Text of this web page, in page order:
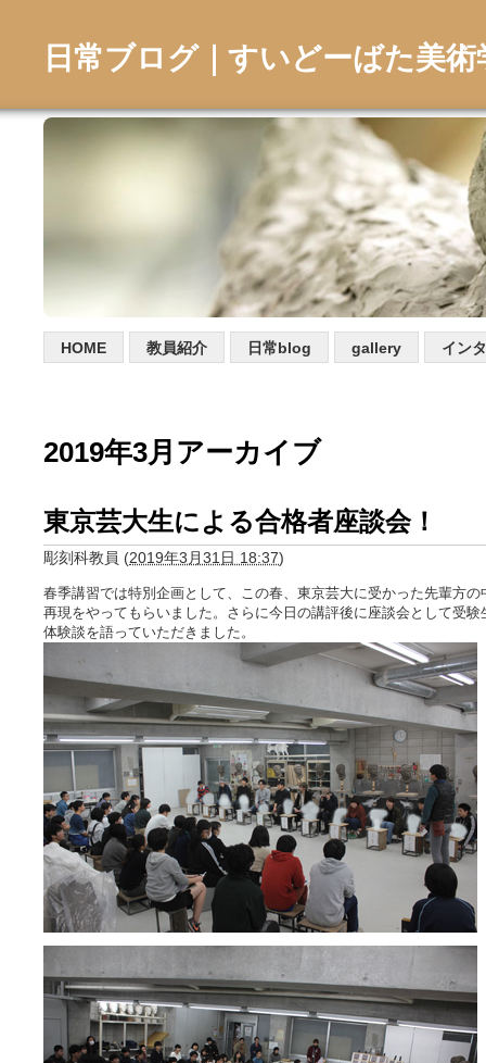
日常ブログ｜すいどーばた美術
HOME 教員紹介 日常blog gallery イン
2019年3月アーカイブ
東京芸大生による合格者座談会！
彫刻科教員 (2019年3月31日 18:37)
春季講習では特別企画として、この春、東京芸大に受かった先輩方の
再現をやってもらいました。さらに今日の講評後に座談会として受験
体験談を語っていただきました。